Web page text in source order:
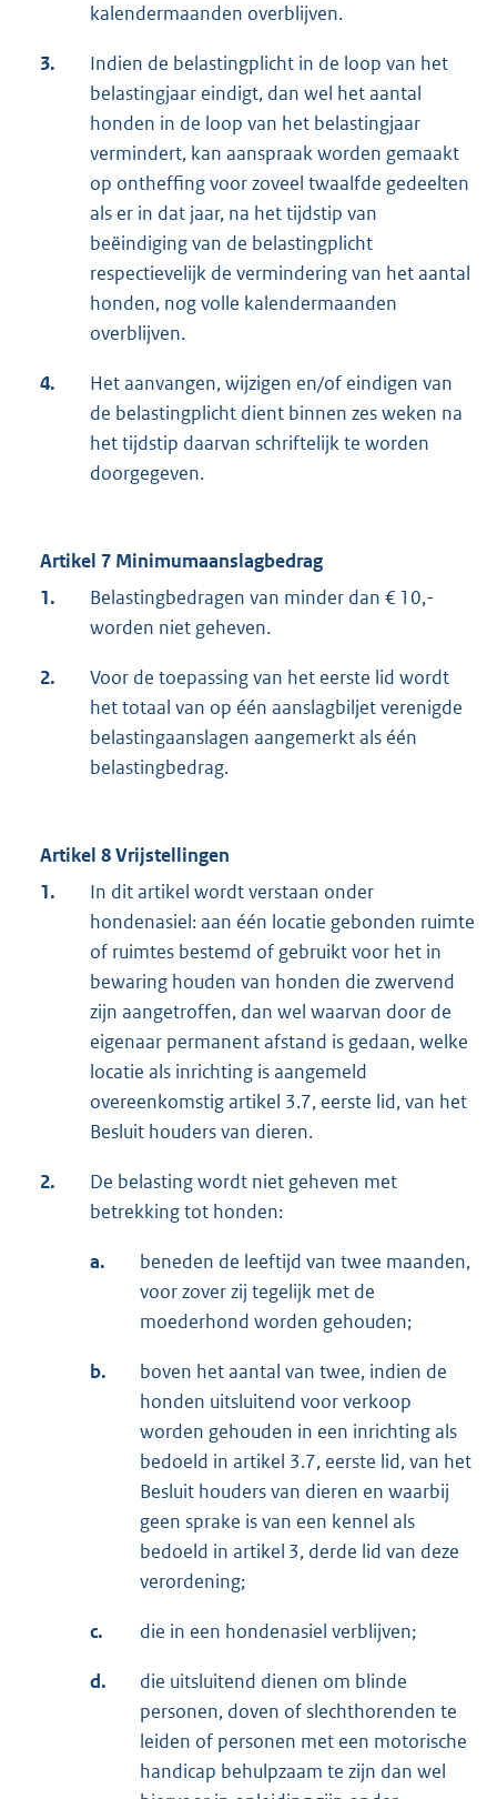
kalendermaanden overblijven.
3.
Indien de belastingplicht in de loop van het
belastingjaar eindigt, dan wel het aantal
honden in de loop van het belastingjaar
vermindert, kan aanspraak worden gemaakt
op ontheffing voor zoveel twaalfde gedeelten
als er in dat jaar, na het tijdstip van
beëindiging van de belastingplicht
respectievelijk de vermindering van het aantal
honden, nog volle kalendermaanden
overblijven.
4.
Het aanvangen, wijzigen en/of eindigen van
de belastingplicht dient binnen zes weken na
het tijdstip daarvan schriftelijk te worden
doorgegeven.
Artikel 7 Minimumaanslagbedrag
1.
Belastingbedragen van minder dan € 10,-
worden niet geheven.
2.
Voor de toepassing van het eerste lid wordt
het totaal van op één aanslagbiljet verenigde
belastingaanslagen aangemerkt als één
belastingbedrag.
Artikel 8 Vrijstellingen
1.
In dit artikel wordt verstaan onder
hondenasiel: aan één locatie gebonden ruimte
of ruimtes bestemd of gebruikt voor het in
bewaring houden van honden die zwervend
zijn aangetroffen, dan wel waarvan door de
eigenaar permanent afstand is gedaan, welke
locatie als inrichting is aangemeld
overeenkomstig artikel 3.7, eerste lid, van het
Besluit houders van dieren.
2.
De belasting wordt niet geheven met
betrekking tot honden:
a.
beneden de leeftijd van twee maanden,
voor zover zij tegelijk met de
moederhond worden gehouden;
b.
boven het aantal van twee, indien de
honden uitsluitend voor verkoop
worden gehouden in een inrichting als
bedoeld in artikel 3.7, eerste lid, van het
Besluit houders van dieren en waarbij
geen sprake is van een kennel als
bedoeld in artikel 3, derde lid van deze
verordening;
c. die in een hondenasiel verblijven;
d.
die uitsluitend dienen om blinde
personen, doven of slechthorenden te
leiden of personen met een motorische
handicap behulpzaam te zijn dan wel